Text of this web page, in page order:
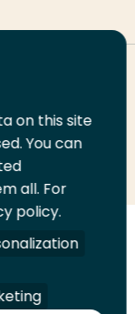
Contact
on this site
You can
all. For
policy.